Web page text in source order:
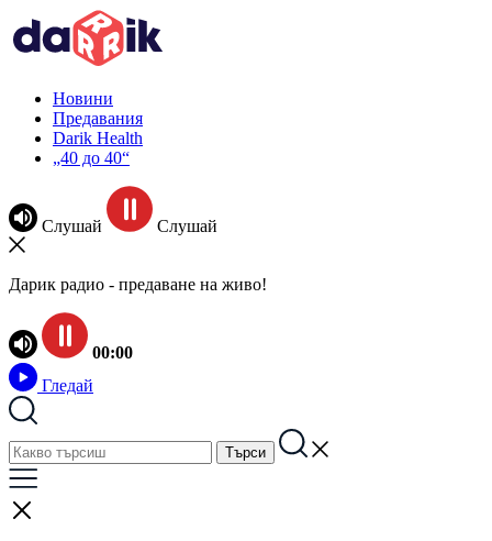
Новини
Предавания
Darik Health
„40 до 40“
Слушай Слушай
Дарик радио - предаване на живо!
00:00
Гледай